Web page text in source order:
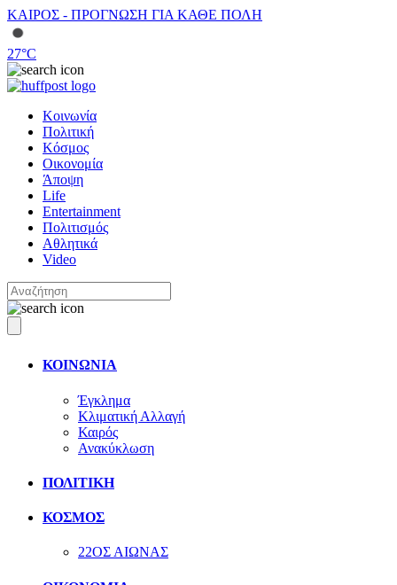
ΚΑΙΡΟΣ - ΠΡΟΓΝΩΣΗ ΓΙΑ ΚΑΘΕ ΠΟΛΗ
27°C
Κοινωνία
Πολιτική
Κόσμος
Οικονομία
Άποψη
Life
Entertainment
Πολιτισμός
Αθλητικά
Video
ΚΟΙΝΩΝΙΑ
Έγκλημα
Κλιματική Αλλαγή
Καιρός
Ανακύκλωση
ΠΟΛΙΤΙΚΗ
ΚΟΣΜΟΣ
22ΟΣ ΑΙΩΝΑΣ